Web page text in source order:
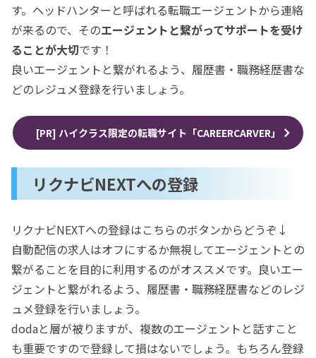
す。ヘッドハンターと呼ばれる転職エージェントから連絡
が来るので、そのエージェントと繋がってサポートを受け
ることが大切です！
良いエージェントと繋がれるよう、履歴書・職務経歴書な
どのレジュメ登録を行いましょう。
[PR] ハイクラス限定の転職サイト「CAREERCARVER」
リクナビNEXTへの登録
リクナビNEXTへの登録はこちらのボタンからどうぞ↓
自動配信の求人はオフにするか無視してエージェントとの
繋がることを目的に利用するのがオススメです。良いエー
ジェントと繋がれるよう、履歴書・職務経歴書などのレジ
ュメ登録を行いましょう。
dodaと層が被りますが、複数のエージェントと話すこと
も重要ですので登録して損はないでしょう。もちろん登録